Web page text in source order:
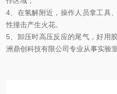
4、在氢解附近，操作人员拿工具
性撞击产生火花。
5、卸压时高压反应的尾气，好用
洲鼎创科技有限公司专业从事实验